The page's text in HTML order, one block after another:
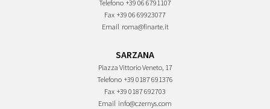
Telefono +39 06 6791107
Fax +39 06 69923077
Email roma@finarte.it
SARZANA
Piazza Vittorio Veneto, 17
Telefono +39 0187 691376
Fax +39 0187 692703
Email info@czernys.com